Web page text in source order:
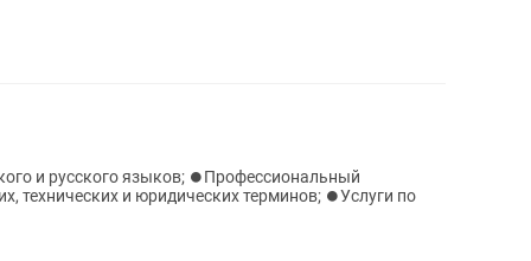
и русского языков; ⏺️Профессиональный
технических и юридических терминов; ⏺️Услуги по